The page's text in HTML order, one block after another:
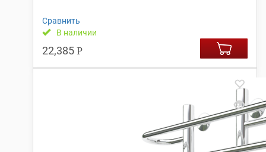
Сравнить
В наличии
22,385 Р